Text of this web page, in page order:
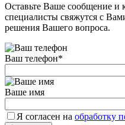
Оставьте Ваше сообщение и
специалисты свяжутся с
решения Вашего вопроса.
Ваш телефон*
Ваше имя
Я согласен на обработку